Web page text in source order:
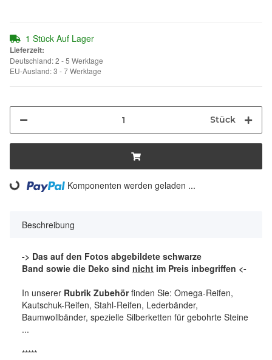
1 Stück Auf Lager
Lieferzeit:
Deutschland: 2 - 5 Werktage
EU-Ausland: 3 - 7 Werktage
Stück
Komponenten werden geladen ...
Beschreibung
-> Das auf den Fotos abgebildete schwarze
Band sowie die Deko sind nicht im Preis inbegriffen <-
In unserer Rubrik Zubehörfinden Sie: Omega-Reifen,
Kautschuk-Reifen, Stahl-Reifen, Lederbänder,
Baumwollbänder, spezielle Silberketten für gebohrte Steine
...
*****